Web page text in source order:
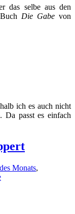
das selbe aus den
Die Gabe von
ich es auch nicht
Da passt es einfach
Monats,